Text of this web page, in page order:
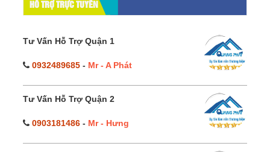
HỔ TRỢ TRỰC TUYẾN
Tư Vấn Hỗ Trợ Quận 1
0932489685 - Mr - A Phát
Tư Vấn Hỗ Trợ Quận 2
0903181486 - Mr - Hưng